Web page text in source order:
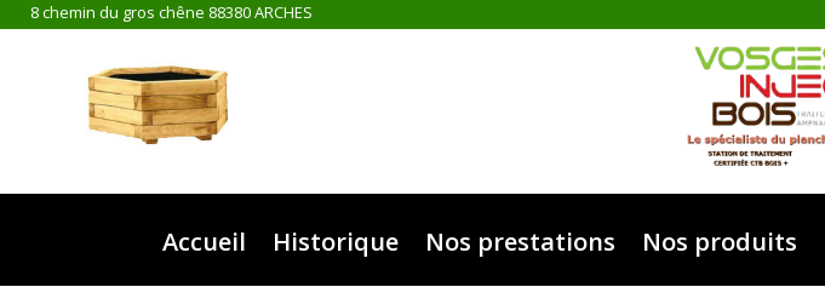
8 chemin du gros chêne 88380 ARCHES
Accueil Historique Nos prestations Nos produits